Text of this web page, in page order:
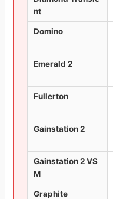
nt
Domino
Emerald 2
Fullerton
Gainstation 2
Gainstation 2 VS
M
Graphite